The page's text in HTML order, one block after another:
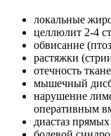
локальные
целлюлит 2-4
обвисание
растяжки
отечность
мышечный
нарушение
оперативным
диастаз